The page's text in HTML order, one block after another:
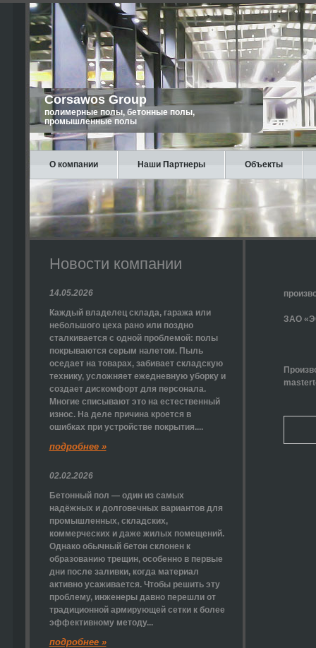
Corsawos Group
полимерные полы, бетонные полы,
промышленные полы
О компании Наши Партнеры Объекты
ЗАО
Новости компании
14.05.2026
Каждый владелец склада, гаража или
небольшого цеха рано или поздно
сталкивается с одной проблемой: полы
покрываются серым налетом. Пыль
оседает на товарах, забивает складскую
технику, усложняет ежедневную уборку и
создает дискомфорт для персонала.
Многие списывают это на естественный
износ. На деле причина кроется в
ошибках при устройстве покрытия....
подробнее »
02.02.2026
Бетонный пол — один из самых
надёжных и долговечных вариантов для
промышленных, складских,
коммерческих и даже жилых помещений.
Однако обычный бетон склонен к
образованию трещин, особенно в первые
дни после заливки, когда материал
активно усаживается. Чтобы решить эту
проблему, инженеры давно перешли от
традиционной армирующей сетки к более
эффективному методу...
подробнее »